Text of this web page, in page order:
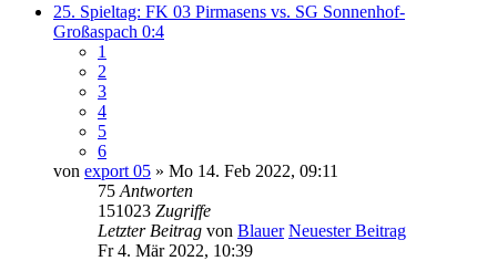
25. Spieltag: FK 03 Pirmasens vs. SG Sonnenhof-
Großaspach 0:4
1
2
3
4
5
6
von export 05 » Mo 14. Feb 2022, 09:11
75 Antworten
151023 Zugriffe
Letzter Beitrag von Blauer Neuester Beitrag
Fr 4. Mär 2022, 10:39